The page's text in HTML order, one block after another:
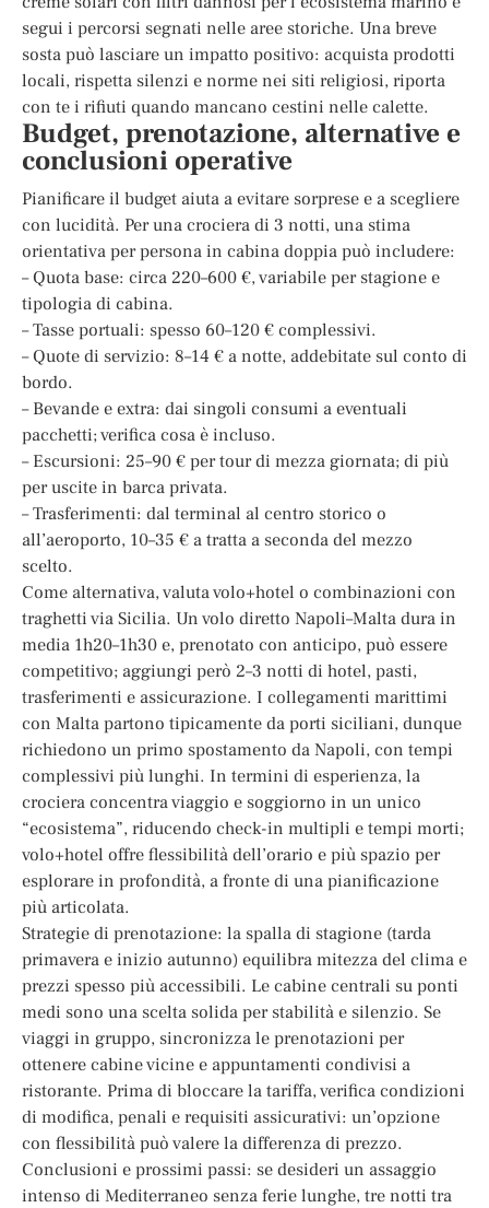
segui i percorsi segnati nelle aree storiche. Una breve
sosta può lasciare un impatto positivo: acquista prodotti
locali, rispetta silenzi e norme nei siti religiosi, riporta
con te i rifiuti quando mancano cestini nelle calette.
Budget, prenotazione, alternative e
conclusioni operative
Pianificare il budget aiuta a evitare sorprese e a scegliere
con lucidità. Per una crociera di 3 notti, una stima
orientativa per persona in cabina doppia può includere:
– Quota base: circa 220–600 €, variabile per stagione e
tipologia di cabina.
– Tasse portuali: spesso 60–120 € complessivi.
– Quote di servizio: 8–14 € a notte, addebitate sul conto di
bordo.
– Bevande e extra: dai singoli consumi a eventuali
pacchetti; verifica cosa è incluso.
– Escursioni: 25–90 € per tour di mezza giornata; di più
per uscite in barca privata.
– Trasferimenti: dal terminal al centro storico o
all’aeroporto, 10–35 € a tratta a seconda del mezzo
scelto.
Come alternativa, valuta volo+hotel o combinazioni con
traghetti via Sicilia. Un volo diretto Napoli–Malta dura in
media 1h20–1h30 e, prenotato con anticipo, può essere
competitivo; aggiungi però 2–3 notti di hotel, pasti,
trasferimenti e assicurazione. I collegamenti marittimi
con Malta partono tipicamente da porti siciliani, dunque
richiedono un primo spostamento da Napoli, con tempi
complessivi più lunghi. In termini di esperienza, la
crociera concentra viaggio e soggiorno in un unico
“ecosistema”, riducendo check-in multipli e tempi morti;
volo+hotel offre flessibilità dell’orario e più spazio per
esplorare in profondità, a fronte di una pianificazione
più articolata.
Strategie di prenotazione: la spalla di stagione (tarda
primavera e inizio autunno) equilibra mitezza del clima e
prezzi spesso più accessibili. Le cabine centrali su ponti
medi sono una scelta solida per stabilità e silenzio. Se
viaggi in gruppo, sincronizza le prenotazioni per
ottenere cabine vicine e appuntamenti condivisi a
ristorante. Prima di bloccare la tariffa, verifica condizioni
di modifica, penali e requisiti assicurativi: un’opzione
con flessibilità può valere la differenza di prezzo.
Conclusioni e prossimi passi: se desideri un assaggio
intenso di Mediterraneo senza ferie lunghe, tre notti tra